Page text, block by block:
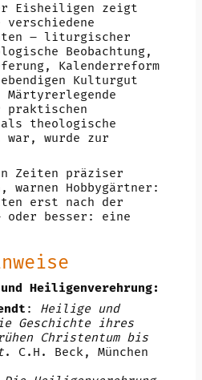
Eisheiligen zeigt
– liturgischer
Beobachtung,
Kalenderreform
Kulturgut
Märtyrerlegende
praktischen
theologische
wurde zur
Zeiten präziser
warnen Hobbygärtner:
erst nach der
oder besser: eine
Heiligenverehrung:
: Heilige und
Geschichte ihres
Christentum bis
. C.H. Beck, München